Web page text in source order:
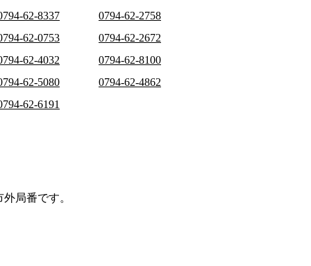
62-8337
0794-62-2758
62-0753
0794-62-2672
62-4032
0794-62-8100
62-5080
0794-62-4862
62-6191
局番です。